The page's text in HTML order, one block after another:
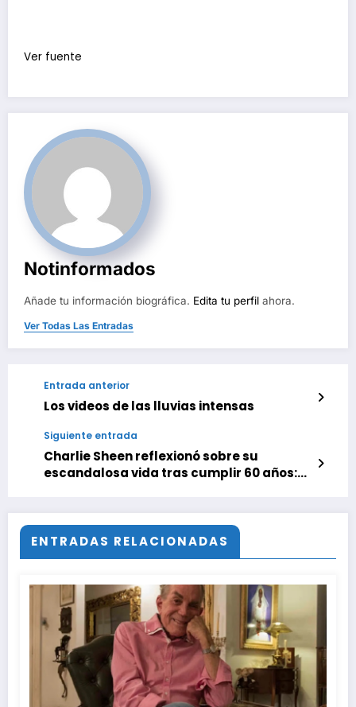
Ver fuente
Notinformados
Añade tu información biográfica. Edita tu perfil ahora.
Ver Todas Las Entradas
Entrada anterior
Los videos de las lluvias intensas
Siguiente entrada
Charlie Sheen reflexionó sobre su
escandalosa vida tras cumplir 60 años:
ENTRADAS RELACIONADAS